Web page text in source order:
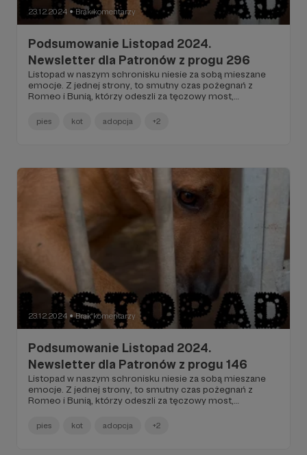
23.12.2024 ● Brak komentarzy
Podsumowanie Listopad 2024.
Newsletter dla Patronów z progu 296
Listopad w naszym schronisku niesie za sobą mieszane
emocje. Z jednej strony, to smutny czas pożegnań z
Romeo i Bunią, którzy odeszli za tęczowy most,
domów na zawsze. Tragiczny los Mai, która mimo naszych
starań odeszła, pokazuje, jak trudne są wyzwania, z którymi
nadają sens naszej pracy i motywują do dalszej walki. To
przypomnienie, że każde małe zwycięstwo ma znaczenie
w dążeniu do lepszego jutra dla wszystkich zwierząt.
pies kot adopcja +2
23.12.2024 ● Brak komentarzy
Podsumowanie Listopad 2024.
Newsletter dla Patronów z progu 146
Listopad w naszym schronisku niesie za sobą mieszane
emocje. Z jednej strony, to smutny czas pożegnań z
Romeo i Bunią, którzy odeszli za tęczowy most,
domów na zawsze. Tragiczny los Mai, która mimo naszych
starań odeszła, pokazuje, jak trudne są wyzwania, z którymi
pies kot adopcja +2